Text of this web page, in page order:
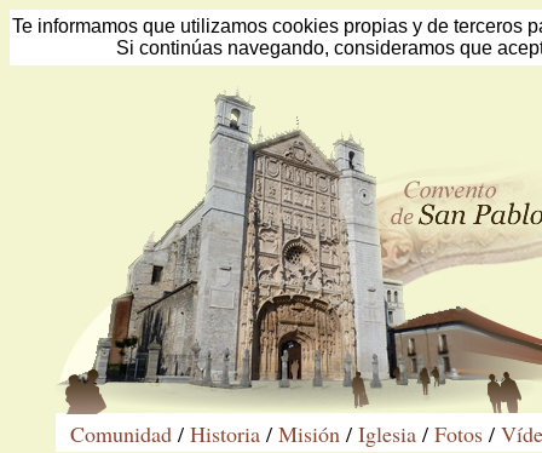
Te informamos que utilizamos cookies propias y de terceros
Si continúas navegando, consideramos que
Comunidad / Historia / Misión / Iglesia / Fotos /